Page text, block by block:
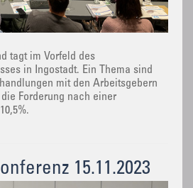
tagt im Vorfeld des
in Ingostadt. Ein Thema sind
mit den Arbeitsgebern
Forderung nach einer
15.11.2023